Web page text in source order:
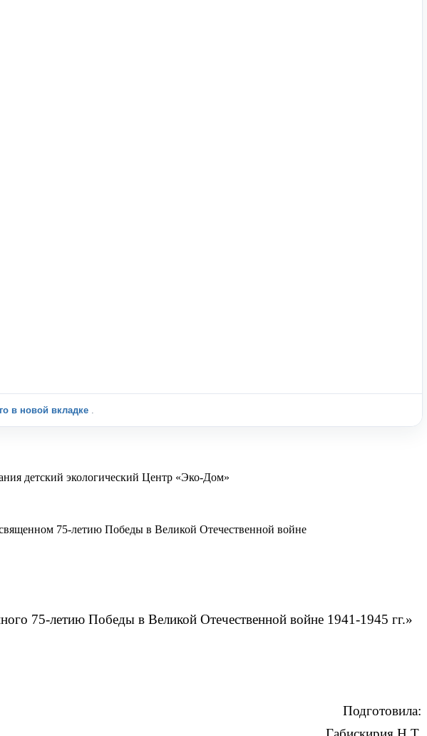
в новой вкладке
детский экологический Центр «Эко-Дом»
75-летию Победы в Великой Отечественной войне
75-летию Победы в Великой Отечественной войне 1941-1945 гг.»
Подготовила: